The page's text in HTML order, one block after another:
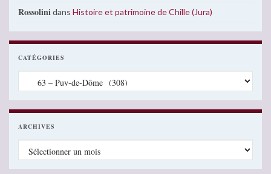
Rossolinidans Histoire et patrimoine de Chille (Jura)
CATÉGORIES
ARCHIVES